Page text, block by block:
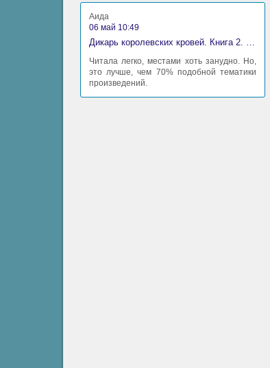
Аида
06 май 10:49
Дикарь королевских кровей. Книга 2. Леди-фаворитка - Анна Сергеевна Гаврилова
Читала легко, местами хоть занудно. Но,
это лучше, чем 70% подобной тематики
произведений.